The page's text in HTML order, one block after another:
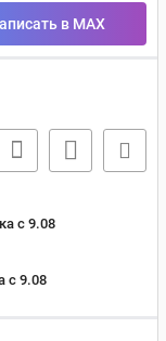
в MAX
c 9.08
c 9.08